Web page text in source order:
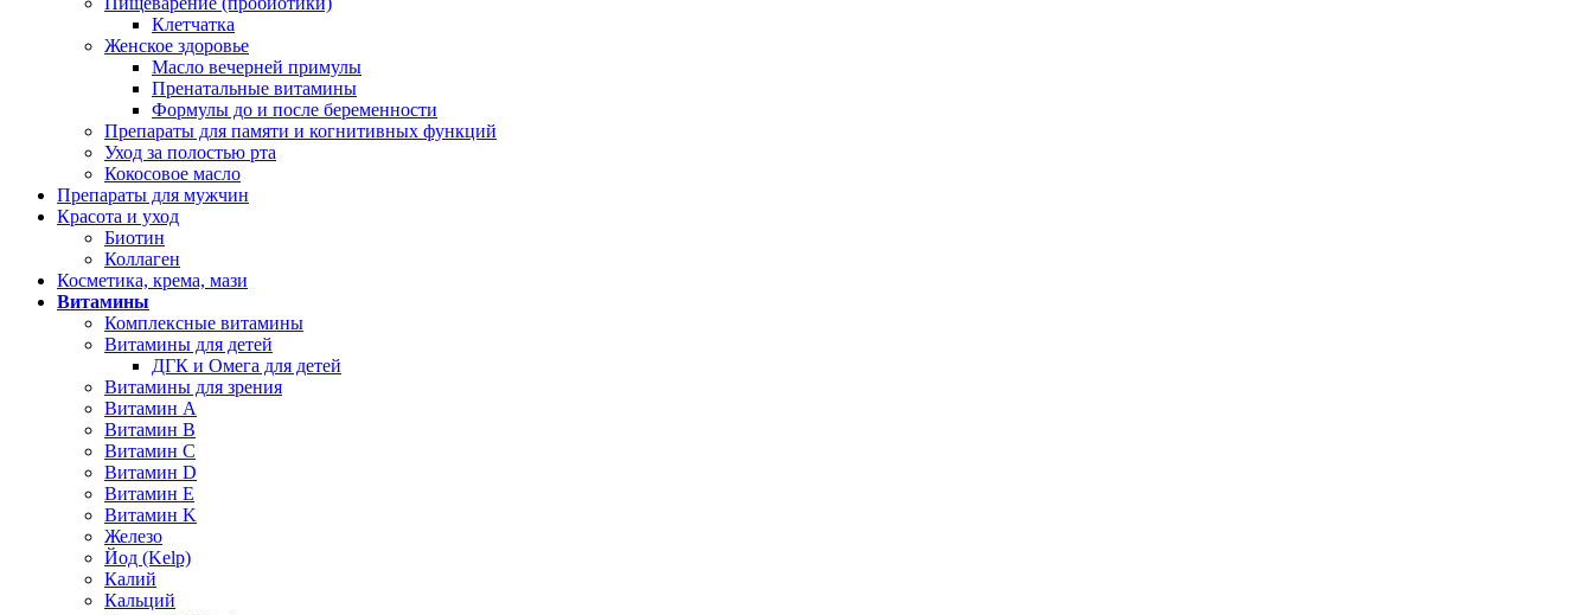
Клетчатка
Женское здоровье
Масло вечерней примулы
Пренатальные витамины
Формулы до и после беременности
Препараты для памяти и когнитивных функций
Уход за полостью рта
Кокосовое масло
Препараты для мужчин
Красота и уход
Биотин
Коллаген
Косметика, крема, мази
Витамины
Комплексные витамины
Витамины для детей
ДГК и Омега для детей
Витамины для зрения
Витамин А
Витамин В
Витамин C
Витамин D
Витамин Е
Витамин K
Железо
Йод (Kelp)
Калий
Кальций